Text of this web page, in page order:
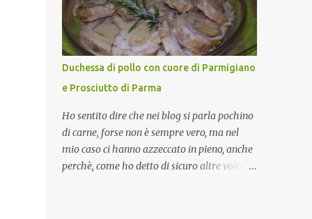
Tradizionali (Pat) della Calabria. Un
ingrediente versatile in cucina, utilizzato
fresco o essiccato in ricette della tradizione o
in piatti innovativi. Durante la prima serata
dell'evento abbiamo avuto prova della
versatilità di questo ingrediente durante il
"2° Concorso Gastronomico di piatti a base
di peperone Roggianese" ideato da Gina
Santagata , presidente
dell'associazione Mongolfiera, che ha visto
Duchessa di pollo con cuore di Parmigiano
e Prosciutto di Parma
Ho sentito dire che nei blog si parla pochino
di carne, forse non è sempre vero, ma nel
mio caso ci hanno azzeccato in pieno, anche
perchè, come ho detto di sicuro altre volte la